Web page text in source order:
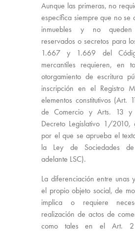
Aunque las primeras, no
específica siempre que no se
inmuebles y no
reservados o secretos para
1.667 y 1.669 del
mercantiles requieren, en
otorgamiento de escritura
inscripción en el Registro
elementos constitutivos (Art.
de Comercio y Arts. 13
Decreto Legislativo 1/
por el que se aprueba el
la Ley de Sociedades
adelante LSC).
La diferenciación entre unas
el propio objeto social, de
implica o requiere
realización de actos de
como tales en el Art.